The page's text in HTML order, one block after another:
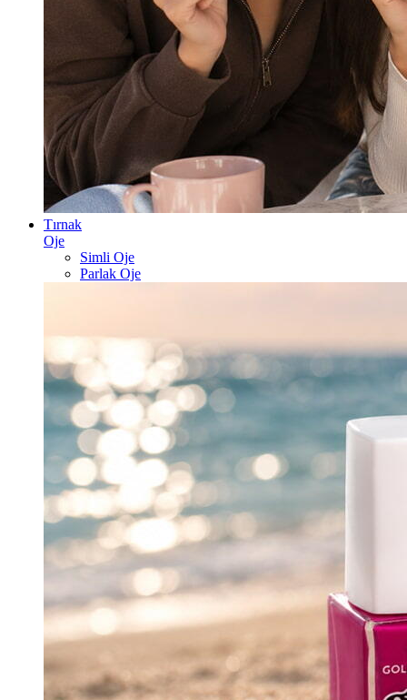
Tırnak
Oje
Simli Oje
Parlak Oje